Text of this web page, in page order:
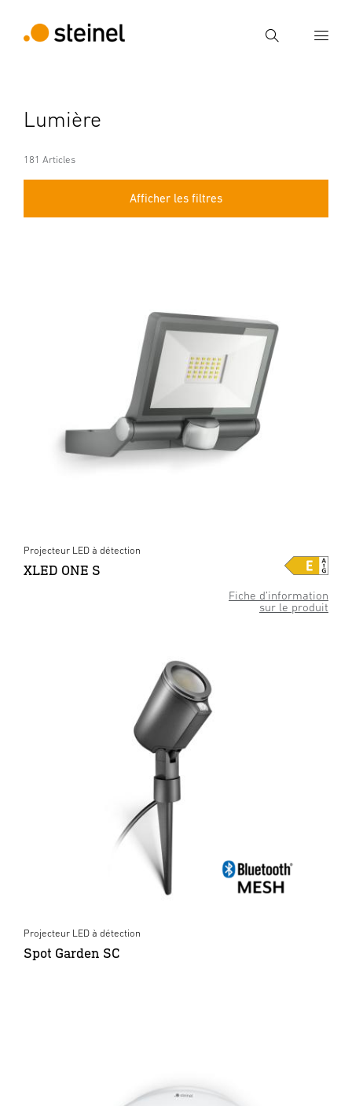
Recherche
Recherche
Lumière
181 Articles
Afficher les filtres
Fiche d’information
sur le produit
Projecteur LED à détection
XLED ONE S
Projecteur LED à détection
Spot Garden SC